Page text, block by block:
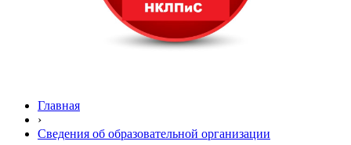
Главная
›
Сведения об образовательной организации